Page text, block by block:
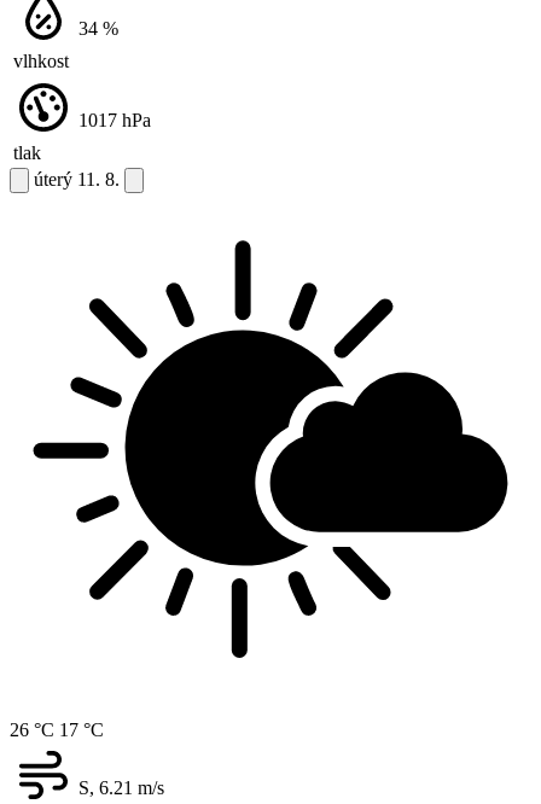
vlhkost
34 %
tlak
1017 hPa
úterý 11. 8.
26 °C 17 °C
S, 6.21 m/s